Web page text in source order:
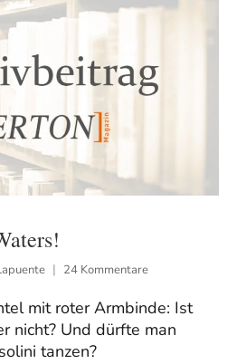
24 Kommentare
mit roter Armbinde: Ist
nicht? Und dürfte man
tanzen?